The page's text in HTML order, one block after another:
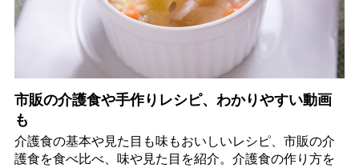
市販の介護食や手作りレシピ、わかりやすい動画
も
介護食の基本や見た目も味もおいしいレシピ、市販の介
護食を食べ比べ、味や見た目を紹介。介護食の作り方を